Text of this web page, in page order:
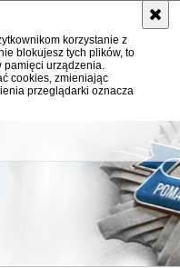
korzystanie z
blokujesz tych plików, to
pamięci urządzenia.
cookies, zmieniając
przeglądarki oznacza